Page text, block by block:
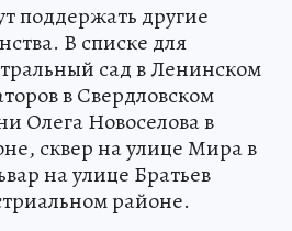
поддержать другие
В списке для
сад в Ленинском
в Свердловском
Олега Новоселова в
сквер на улице Мира в
на улице Братьев
районе.